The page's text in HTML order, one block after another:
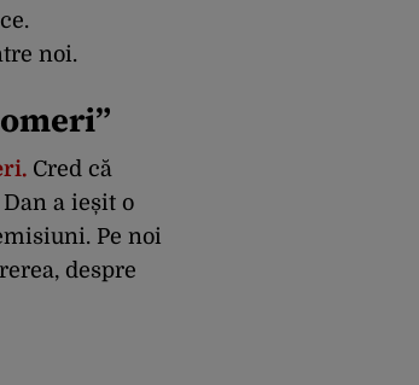
noi.
Cred că
a ieșit o
Pe noi
despre